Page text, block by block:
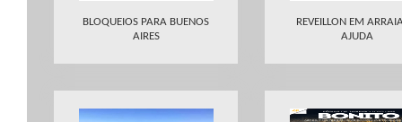
BLOQUEIOS PARA BUENOS
AIRES
REVEILLON EM
AJUDA